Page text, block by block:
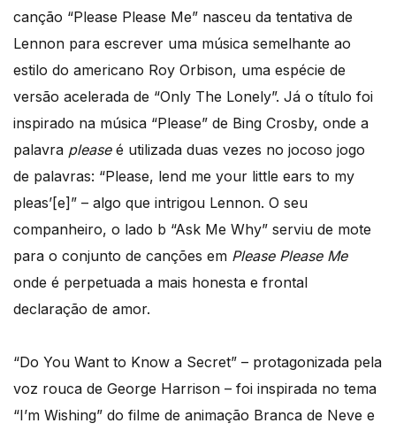
canção “Please Please Me” nasceu da tentativa de
Lennon para escrever uma música semelhante ao
estilo do americano Roy Orbison, uma espécie de
versão acelerada de “Only The Lonely”. Já o título foi
inspirado na música “Please” de Bing Crosby, onde a
palavra pleaseé utilizada duas vezes no jocoso jogo
de palavras: “Please, lend me your little ears to my
pleas’[e]” – algo que intrigou Lennon. O seu
companheiro, o lado b “Ask Me Why” serviu de mote
para o conjunto de canções em Please Please Me
onde é perpetuada a mais honesta e frontal
declaração de amor.
“Do You Want to Know a Secret” – protagonizada pela
voz rouca de George Harrison – foi inspirada no tema
“I’m Wishing” do filme de animação Branca de Neve e